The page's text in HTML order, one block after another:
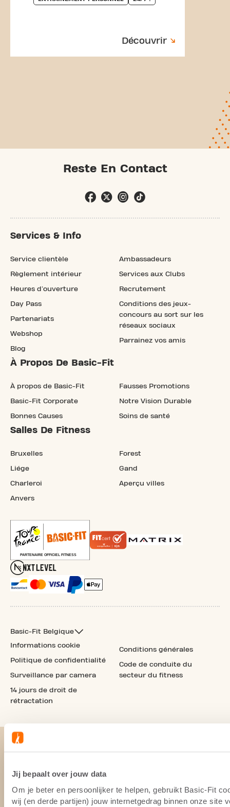
Jij bepaalt over jouw data
Om je beter en persoonlijker te helpen, gebruikt Basic-Fit
wij (en derde partijen) jouw internetgedrag binnen onze site
Découvrir
Reste En Contact
Services & Info
Service clientèle
Règlement intérieur
Heures d'ouverture
Day Pass
Partenariats
Webshop
Blog
Ambassadeurs
Services aux Clubs
Recrutement
Conditions des jeux-
concours au sort sur les
réseaux sociaux
Parrainez vos amis
À Propos De Basic-Fit
À propos de Basic-Fit
Basic-Fit Corporate
Bonnes Causes
Fausses Promotions
Notre Vision Durable
Soins de santé
Salles De Fitness
Bruxelles
Liége
Charleroi
Anvers
Forest
Gand
Aperçu villes
Basic-Fit Belgique
Informations cookie
Politique de confidentialité
Surveillance par camera
14 jours de droit de
rétractation
Conditions générales
Code de conduite du
secteur du fitness